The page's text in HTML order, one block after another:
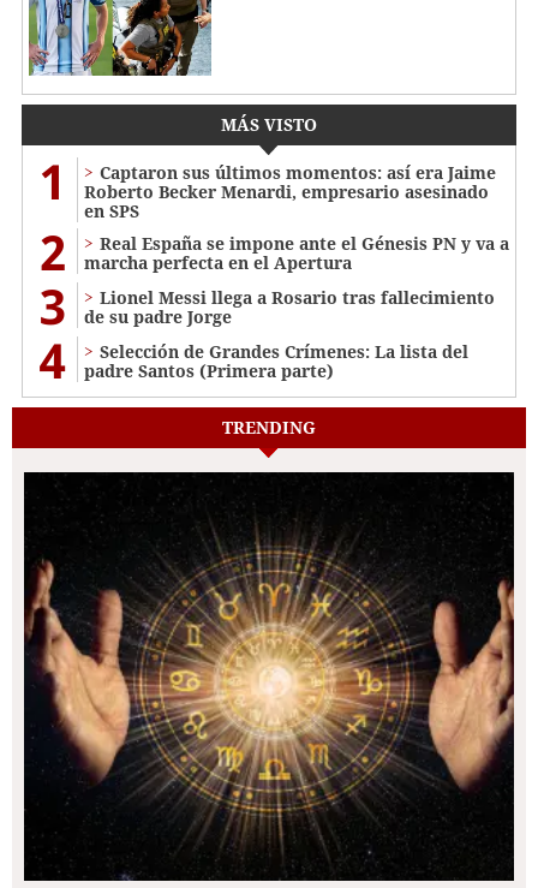
MÁS VISTO
1
Captaron sus últimos momentos: así era Jaime
Roberto Becker Menardi​​​, empresario asesinado
en SPS
2
Real España se impone ante el Génesis PN y va a
marcha perfecta en el Apertura
3
Lionel Messi llega a Rosario tras fallecimiento
de su padre Jorge
4
Selección de Grandes Crímenes: La lista del
padre Santos (Primera parte)
TRENDING